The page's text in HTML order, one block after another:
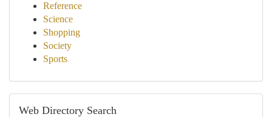
Reference
Science
Shopping
Society
Sports
Web Directory Search